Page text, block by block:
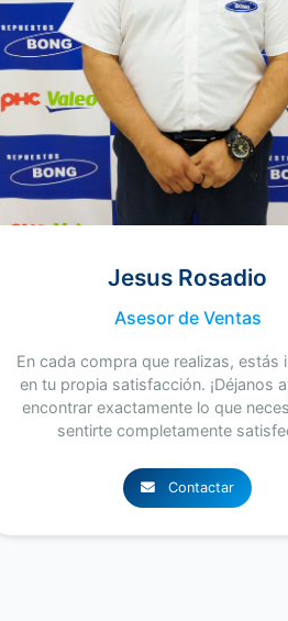
Jesus Rosadio
Asesor de Ventas
En cada compra que realizas, estás
en tu propia satisfacción. ¡Déjanos
encontrar exactamente lo que
sentirte completamente
Contactar